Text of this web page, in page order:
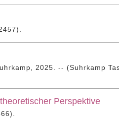
2025. -- (Suhrkamp
Perspektive